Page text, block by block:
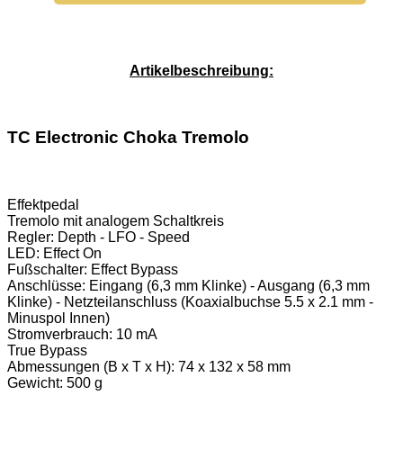
Artikelbeschreibung:
TC Electronic Choka Tremolo
Effektpedal
Tremolo mit analogem Schaltkreis
Regler: Depth - LFO - Speed
LED: Effect On
Fußschalter: Effect Bypass
Anschlüsse: Eingang (6,3 mm Klinke) - Ausgang (6,3 mm
Klinke) - Netzteilanschluss (Koaxialbuchse 5.5 x 2.1 mm -
Minuspol Innen)
Stromverbrauch: 10 mA
True Bypass
Abmessungen (B x T x H): 74 x 132 x 58 mm
Gewicht: 500 g